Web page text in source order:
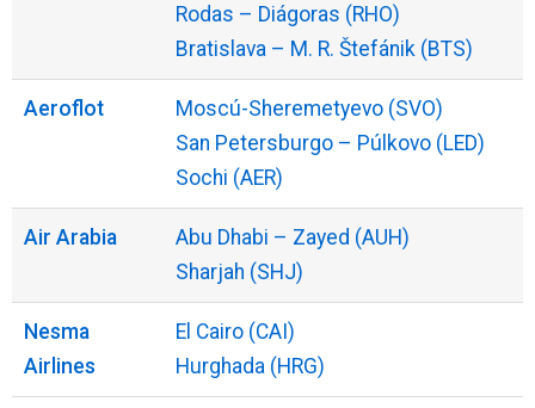
Rodas – Diágoras (RHO)
Bratislava – M. R. Štefánik (BTS)
Aeroflot
Moscú-Sheremetyevo (SVO)
San Petersburgo – Púlkovo (LED)
Sochi (AER)
Air Arabia
Abu Dhabi – Zayed (AUH)
Sharjah (SHJ)
Nesma
Airlines
El Cairo (CAI)
Hurghada (HRG)